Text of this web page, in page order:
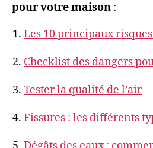
pour votre maison :
Les 10 principaux
Checklist des dangers
Tester la qualité de l’air
Fissures : les différents